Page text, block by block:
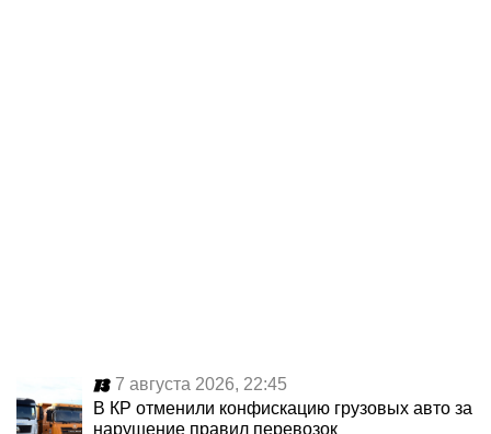
7 августа 2026, 22:45
В КР отменили конфискацию грузовых авто за
нарушение правил перевозок